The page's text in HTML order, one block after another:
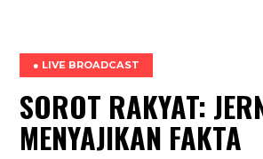
● LIVE BROADCAST
SOROT RAKYAT:
MENYAJIKAN FAKTA